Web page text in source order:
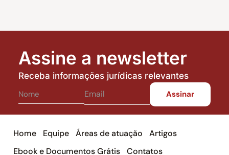
Assine a newsletter
Receba informações jurídicas relevantes
Home Equipe Áreas de atuação
Artigos
Ebook e Documentos Grátis
Contatos